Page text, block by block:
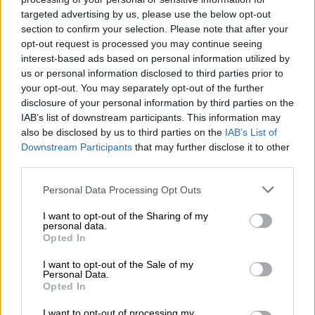
targeted advertising by us, please use the below opt-out
section to confirm your selection. Please note that after your
opt-out request is processed you may continue seeing
interest-based ads based on personal information utilized by
us or personal information disclosed to third parties prior to
your opt-out. You may separately opt-out of the further
disclosure of your personal information by third parties on the
IAB’s list of downstream participants. This information may
also be disclosed by us to third parties on the IAB’s List of
Downstream Participants that may further disclose it to other
Please note that this website/app uses one or more Google
not limited to your visit or usage behaviour. You may click to
grant or deny consent to Google and its third-party tags to
use your data for below specified purposes in below Google
consent section.
Personal Data Processing Opt Outs
I want to opt-out of the Sharing of my
personal data.
Opted In
I want to opt-out of the Sale of my
Personal Data.
Opted In
«γραμμές» της πολιτικής που θα πρέπει να
ακολουθήσει στην οδό Αριστοτέλους. Ο
νέος υπουργός υγείας, Μιχάλης
Χρυσοχοΐδης, ο οποίος παραλαμβάνει
σήμερα από την υπηρεσιακή υπουργό Υγείας
Αναστασία Κοτανίδου το νέο χαρτοφυλάκιο
του, έχει λάβει μία πρώτη ενημέρωση από
στελέχη της αγοράς υγείας καθώς και από
κυβερνητικούς παράγοντες.
Άλλωστε οι αλλαγές που πρόκειται να
προωθηθούν στο Εθνικό Σύστημα Υγείας
είναι έτοιμες εδώ και καιρό από την
προηγούμενη κυβέρνηση Μητσοτάκη, ενώ σε
αυτήν την τετραετία αναμένεται να δοθεί
ιδιαίτερο βάρος στις μεταρρυθμίσεις που